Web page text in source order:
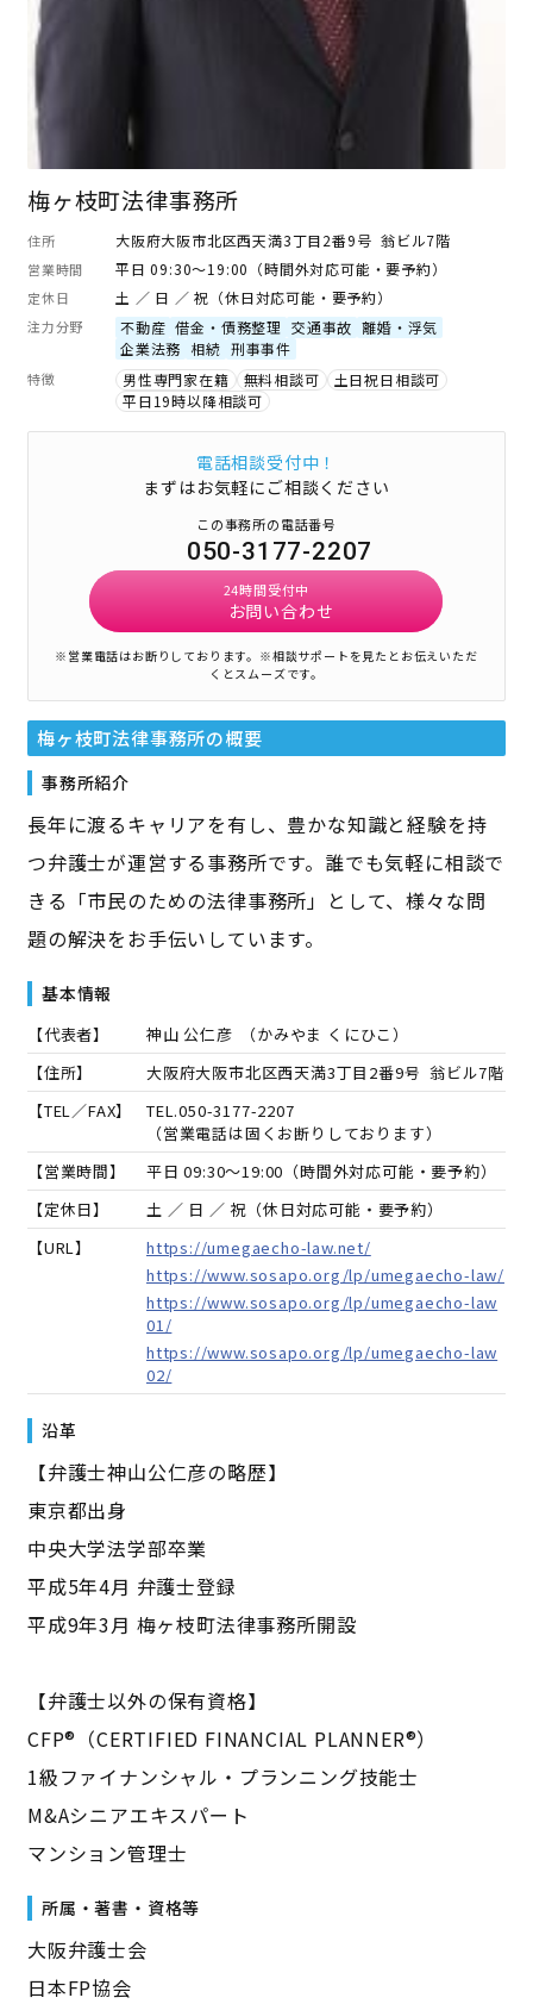
梅ヶ枝町法律事務所
住所 大阪府大阪市北区西天満3丁目2番9号 翁ビル7階
営業時間 平日 09:30～19:00（時間外対応可能・要予約）
定休日 土 ／ 日 ／ 祝（休日対応可能・要予約）
注力分野 不動産 借金・債務整理 交通事故 離婚・浮気
企業法務 相続 刑事事件
特徴 男性専門家在籍 無料相談可
土日祝日相談可
平日19時以降相談可
電話相談受付中！
まずはお気軽にご相談ください
この事務所の電話番号
050-3177-2207
24時間受付中
お問い合わせ
※営業電話はお断りしております。 ※相談サポートを見たとお伝えいただ
くとスムーズです。
梅ヶ枝町法律事務所の概要
事務所紹介
長年に渡るキャリアを有し、豊かな知識と経験を持
つ弁護士が運営する事務所です。誰でも気軽に相談で
きる「市民のための法律事務所」として、様々な問
題の解決をお手伝いしています。
基本情報
【代表者】 神山 公仁彦 （かみやま くにひこ）
【住所】
大阪府大阪市北区西天満3丁目2番9号 翁ビル7階
【TEL／FAX】
TEL.050-3177-2207
（営業電話は固くお断りしております）
【営業時間】
平日 09:30～19:00（時間外対応可能・要予約）
【定休日】
土 ／ 日 ／ 祝（休日対応可能・要予約）
【URL】
https://umegaecho-law.net/
https://www.sosapo.org/lp/umegaecho-law/
https://www.sosapo.org/lp/umegaecho-law
01/
https://www.sosapo.org/lp/umegaecho-law
02/
沿革
【弁護士神山公仁彦の略歴】
東京都出身
中央大学法学部卒業
平成5年4月 弁護士登録
平成9年3月 梅ヶ枝町法律事務所開設
【弁護士以外の保有資格】
CFP®（CERTIFIED FINANCIAL PLANNER®）
1級ファイナンシャル・プランニング技能士
M&Aシニアエキスパート
マンション管理士
所属・著書・資格等
大阪弁護士会
日本FP協会